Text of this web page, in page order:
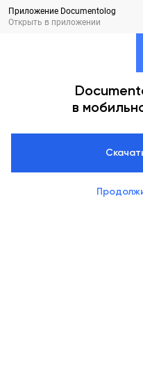
Приложение Documentolog
Открыть в приложении
в